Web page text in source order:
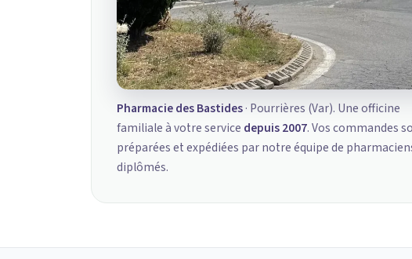
Pharmacie des Bastides· Pourrières (Var). Une officine
familiale à votre service depuis 2007. Vos commandes
préparées et expédiées par notre équipe de
diplômés.